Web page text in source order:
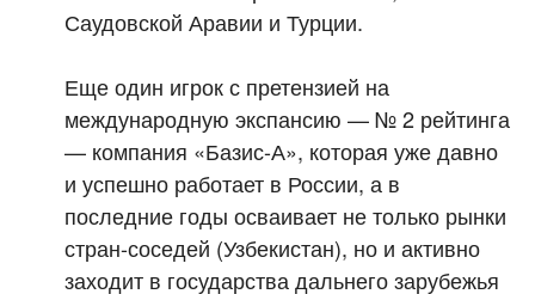
Саудовской Аравии и Турции.
Еще один игрок с претензией на
международную экспансию — № 2 рейтинга
— компания «Базис-А», которая уже давно
и успешно работает в России, а в
последние годы осваивает не только рынки
стран-соседей (Узбекистан), но и активно
заходит в государства дальнего зарубежья